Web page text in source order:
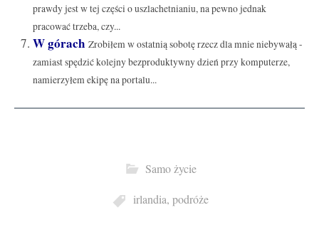
prawdy jest w tej części o uszlachetnianiu, na pewno jednak
pracować trzeba, czy...
W górach Zrobiłem w ostatnią sobotę rzecz dla mnie niebywałą -
zamiast spędzić kolejny bezproduktywny dzień przy komputerze,
namierzyłem ekipę na portalu...
Samo życie
irlandia, podróże